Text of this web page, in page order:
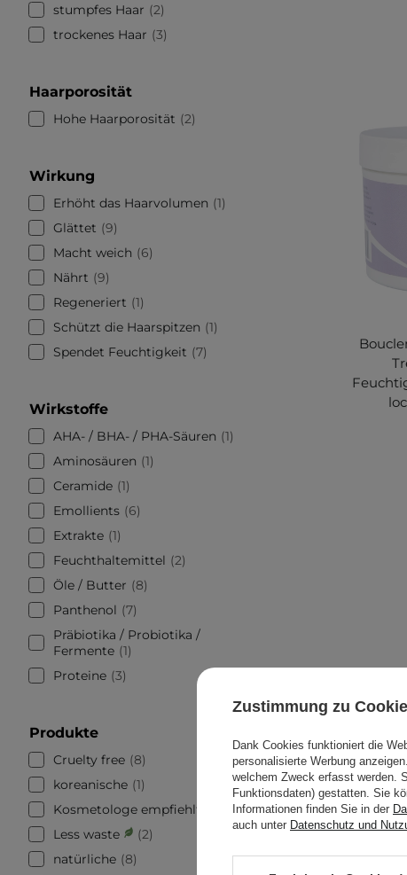
stumpfes Haar
2
trockenes Haar
3
Haarporosität
Hohe Haarporosität 2
Wirkung
Erhöht das Haarvolumen
1
Glättet
9
Macht weich
6
Nährt
9
Regeneriert
1
Schützt die Haarspitzen
1
Spendet Feuchtigkeit
7
Wirkstoffe
AHA- / BHA- / PHA-Säuren
1
Aminosäuren
1
Ceramide 1
Emollients
6
Extrakte 1
Feuchthaltemittel
2
Öle / Butter
8
Panthenol
7
Präbiotika / Probiotika /
Fermente 1
Proteine 3
Produkte
Cruelty free 8
koreanische 1
Kosmetologe empfiehlt
Less waste
2
natürliche 8
Zustimmung zu
Dank Cookies funktioniert die
personalisierte Werbung
welchem Zweck erfasst werden.
Funktionsdaten) gestatten. Sie
Informationen finden Sie in der
auch unter Datenschutz und